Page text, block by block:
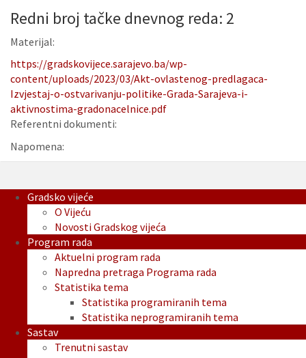
Redni broj tačke dnevnog reda: 2
Materijal:
https://gradskovijece.sarajevo.ba/wp-
content/uploads/2023/03/Akt-ovlastenog-predlagaca-
Izvjestaj-o-ostvarivanju-politike-Grada-Sarajeva-i-
aktivnostima-gradonacelnice.pdf
Referentni dokumenti:
Napomena:
Gradsko vijeće
O Vijeću
Novosti Gradskog vijeća
Program rada
Aktuelni program rada
Napredna pretraga Programa rada
Statistika tema
Statistika programiranih tema
Statistika neprogramiranih tema
Sastav
Trenutni sastav